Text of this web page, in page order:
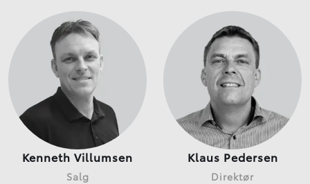
Kenneth Villumsen
Salg
Klaus Pedersen
Direktør